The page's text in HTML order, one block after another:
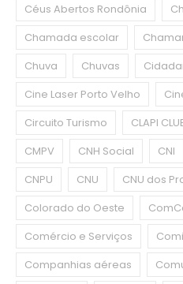
Céus Abertos Rondônia
Chamada escolar
Chuva
Chuvas
Cine Laser Porto Velho
Circuito Turismo
CLAPI
CMPV
CNH Social CNI
CNPU
CNU CNU dos
Colorado do Oeste
Comércio e Serviços
Companhias aéreas